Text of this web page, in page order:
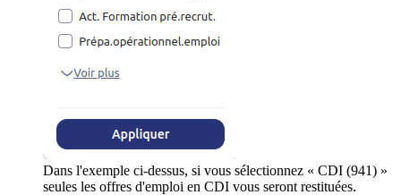
Dans l'exemple ci-dessus, si vous sélectionnez « CDI (941) »
seules les offres d'emploi en CDI vous seront restituées.